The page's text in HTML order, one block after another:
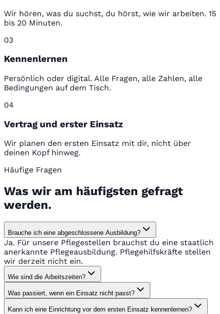
Wir hören, was du suchst, du hörst, wie wir arbeiten. 15
bis 20 Minuten.
03
Kennenlernen
Persönlich oder digital. Alle Fragen, alle Zahlen, alle
Bedingungen auf dem Tisch.
04
Vertrag und erster Einsatz
Wir planen den ersten Einsatz mit dir, nicht über
deinen Kopf hinweg.
Häufige Fragen
Was wir am häufigsten gefragt
werden.
Brauche ich eine abgeschlossene Ausbildung?
Ja. Für unsere Pflegestellen brauchst du eine staatlich
anerkannte Pflegeausbildung. Pflegehilfskräfte stellen
wir derzeit nicht ein.
Wie sind die Arbeitszeiten?
Was passiert, wenn ein Einsatz nicht passt?
Kann ich eine Einrichtung vor dem ersten Einsatz kennenlernen?